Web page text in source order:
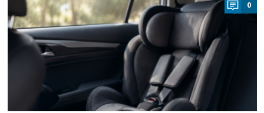
0